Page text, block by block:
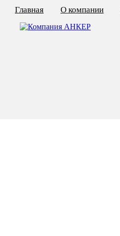
Главная О компании